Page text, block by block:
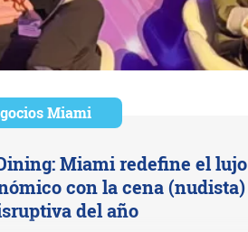
Miami
Miami redefine el lujo
con la cena (nudista)
del año